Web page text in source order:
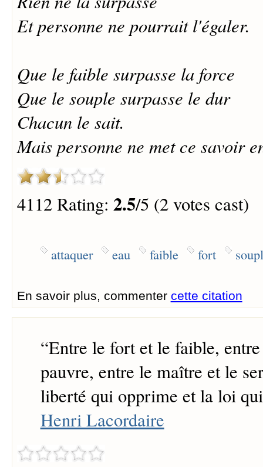
Et personne ne pourrait l'égaler.
Que le faible surpasse la force
Que le souple surpasse le dur
Chacun le sait.
Mais personne ne met ce savoir
4112 Rating: 2.5/5 (2 votes cast)
attaquer eau faible fort
En savoir plus, commenter cette citation
“Entre le fort et le faible,
pauvre, entre le maître et le
liberté qui opprime et la loi
Henri Lacordaire